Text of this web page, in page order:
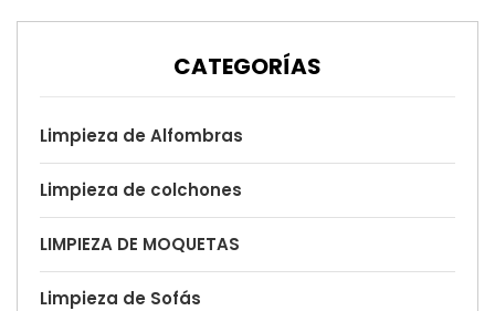
CATEGORÍAS
Limpieza de Alfombras
Limpieza de colchones
LIMPIEZA DE MOQUETAS
Limpieza de Sofás